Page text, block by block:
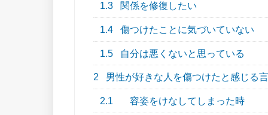
1.3 関係を修復したい
1.4 傷つけたことに気づいていない
1.5 自分は悪くないと思っている
2 男性が好きな人を傷つけたと感じる
2.1 容姿をけなしてしまった時